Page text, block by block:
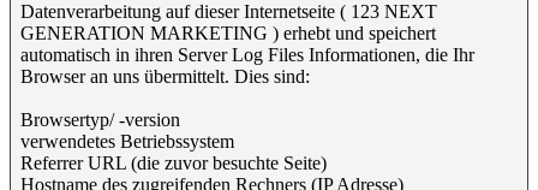
Datenverarbeitung auf dieser Internetseite ( 123 NEXT
GENERATION MARKETING ) erhebt und speichert
automatisch in ihren Server Log Files Informationen, die Ihr
Browser an uns übermittelt. Dies sind:
Browsertyp/ -version
verwendetes Betriebssystem
Referrer URL (die zuvor besuchte Seite)
Hostname des zugreifenden Rechners (IP Adresse)